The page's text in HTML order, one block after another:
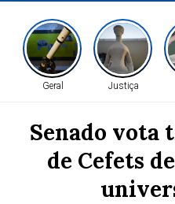
Geral Justiça
Senado vota
de Cefets